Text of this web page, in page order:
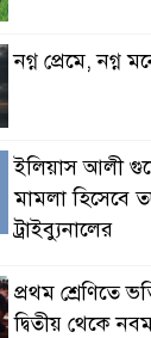
নগ্ন প্রেমে, নগ্ন
ইলিয়াস আলী
মামলা হিসেবে
ট্রাইব্যুনালের
প্রথম শ্রেণিতে
দ্বিতীয় থেকে